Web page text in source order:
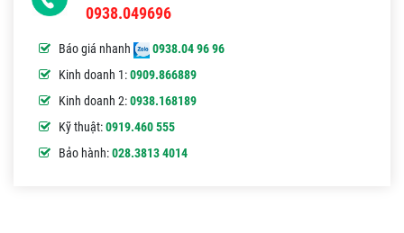
0938.049696
Báo giá nhanh
0938.04 96 96
Kinh doanh 1:0909.866889
Kinh doanh 2:0938.168189
Kỹ thuật:0919.460 555
Bảo hành:028.3813 4014